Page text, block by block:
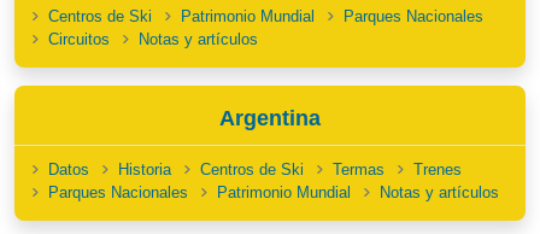
Centros de Ski Patrimonio Mundial
Parques Nacionales
Circuitos
Notas y artículos
Argentina
Datos Historia Centros de Ski Termas
Trenes
Parques Nacionales
Patrimonio Mundial Notas y artículos